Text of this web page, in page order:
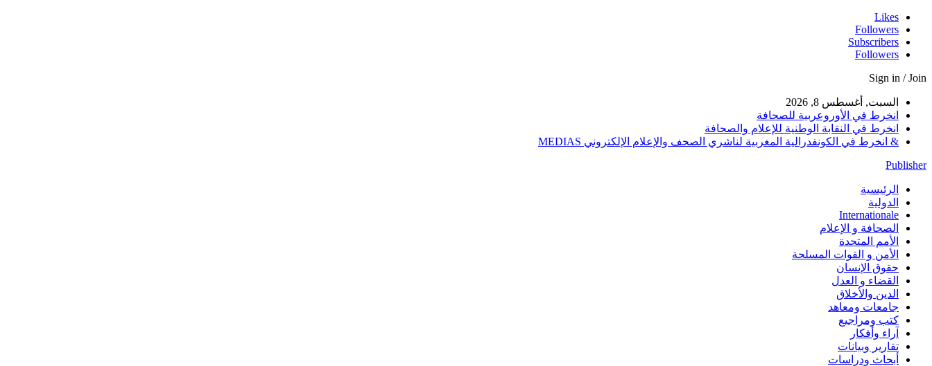
Likes
Followers
Subscribers
Followers
Sign in / Join
السبت, أغسطس 8, 2026
انخرط في الأوروعربية للصحافة
انخرط في النقابة الوطنية للإعلام والصحافة
& انخرط في الكونفدرالية المغربية لناشري الصحف والإعلام الإلكتروني MEDIAS
Publisher
الرئيسية
الدولية
Internationale
الصحافة و الإعلام
الأمم المتحدة
الأمن و القوات المسلحة
حقوق الإنسان
القضاء و العدل
الدين والأخلاق
جامعات ومعاهد
كتب ومراجيع
آراء وأفكار
تقارير وبيانات
أبحاث ودراسات